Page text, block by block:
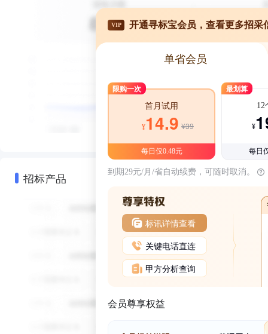
招标产品
VIP 开通寻标宝会员，查看更多招采
单省会员
限购一次
首月试用
¥14.9 ¥39
每日仅0.48元
最划算
12
¥
每日
到期29元/月/省自动续费，可随时取消。
标讯详情查看
关键电话直连
甲方分析查询
会员尊享权益